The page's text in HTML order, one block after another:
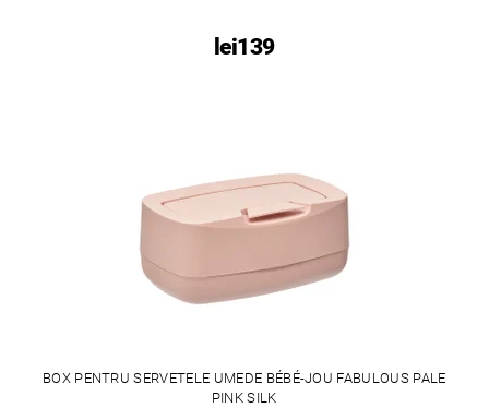
lei139
BOX PENTRU SERVETELE UMEDE BÉBÉ-JOU FABULOUS PALE
PINK SILK